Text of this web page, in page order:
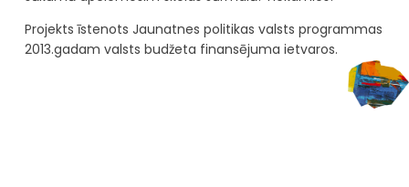
Projekts īstenots Jaunatnes politikas valsts programmas
2013.gadam valsts budžeta finansējuma ietvaros.